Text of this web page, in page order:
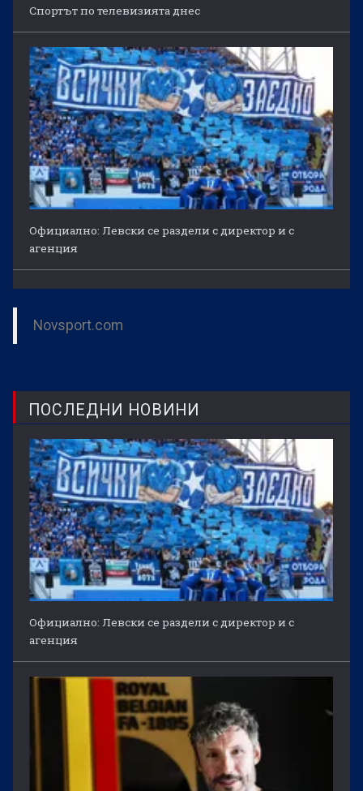
Спортът по телевизията днес
Официално: Левски се раздели с директор и с
агенция
Novsport.com
ПОСЛЕДНИ НОВИНИ
Официално: Левски се раздели с директор и с
агенция